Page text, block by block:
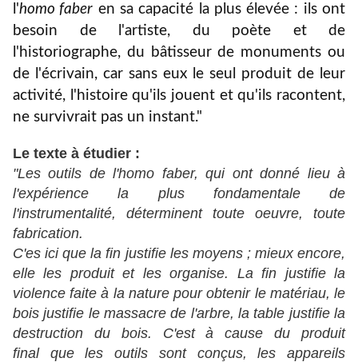
l'homo faber en sa capacité la plus élevée : ils ont
besoin de l'artiste, du poète et de
l'historiographe, du bâtisseur de monuments ou
de l'écrivain, car sans eux le seul produit de leur
activité, l'histoire qu'ils jouent et qu'ils racontent,
ne survivrait pas un instant."
Le texte à étudier :
"Les outils de l'homo faber, qui ont donné lieu à
l'expérience la plus fondamentale de
l'instrumentalité, déterminent toute oeuvre, toute
fabrication.
C'es ici que la fin justifie les moyens ; mieux encore,
elle les produit et les organise. La fin justifie la
violence faite à la nature pour obtenir le matériau, le
bois justifie le massacre de l'arbre, la table justifie la
destruction du bois. C'est à cause du produit
final que les outils sont conçus, les appareils